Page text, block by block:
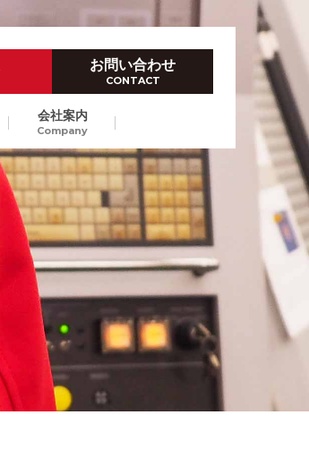
お問い合わせ
CONTACT
ハイレベルなものづくり技術
東京/長崎
ダイカスト試作
Prototype by Die casting
高品位なダイカストスピード試
作で、量産立上げにおける開発
納期短縮、試作費のコストダウ
ンをご提案します。
会社案内
Company